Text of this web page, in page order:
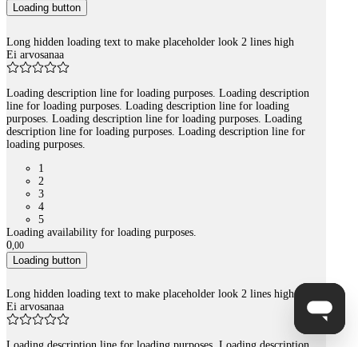
Loading button
Long hidden loading text to make placeholder look 2 lines high
Ei arvosanaa
Loading description line for loading purposes. Loading description
line for loading purposes. Loading description line for loading
purposes. Loading description line for loading purposes. Loading
description line for loading purposes. Loading description line for
loading purposes.
1
2
3
4
5
Loading availability for loading purposes.
0 00
Loading button
Long hidden loading text to make placeholder look 2 lines high
Ei arvosanaa